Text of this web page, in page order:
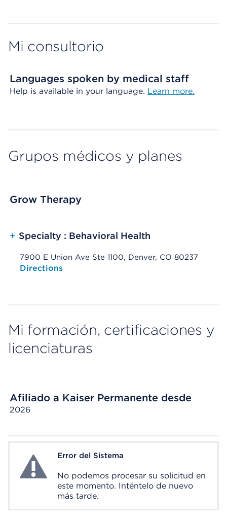
Mi consultorio
Languages spoken by medical staff
Help is available in your language. Learn more.
Grupos médicos y planes
Grow Therapy
+ Specialty : Behavioral Health
7900 E Union Ave Ste 1100, Denver, CO 80237
Opens native map application on mobile devices
Directions
Mi formación, certificaciones y
licenciaturas
Afiliado a Kaiser Permanente desde
2026
System ErrorError del Sistema
No podemos procesar su solicitud en
este momento. Inténtelo de nuevo
más tarde.